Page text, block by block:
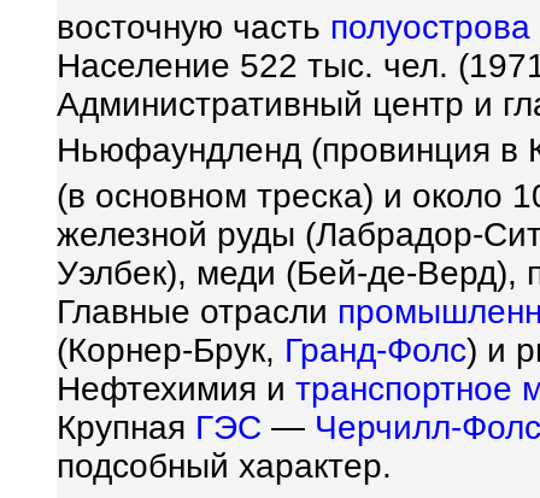
восточную часть полуострова
Население 522 тыс. чел.
Административный центр и
Ньюфаундленд (провинция в
(в основном треска) и около
железной руды (Лабрадор-
Уэлбек), меди (Бей-де-Верд),
Главные отрасли
(Корнер-Брук, Гранд-Фолс) и
Нефтехимия и транспортное
Крупная ГЭС — Черчилл-Фолс
подсобный характер.